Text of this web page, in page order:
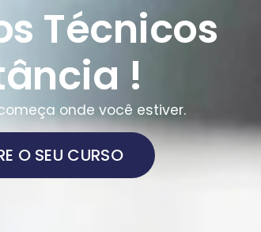
Técnicos
!
onde você estiver.
O SEU CURSO